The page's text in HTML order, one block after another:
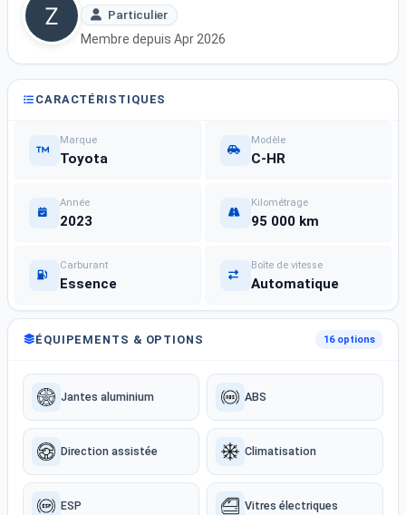
Particulier
Membre depuis Apr 2026
CARACTÉRISTIQUES
Marque
Toyota
Modèle
C-HR
Année
2023
Kilométrage
95 000 km
Carburant
Essence
Boîte de vitesse
Automatique
ÉQUIPEMENTS & OPTIONS 16 options
Jantes aluminium ABS
Direction assistée Climatisation
ESP Vitres électriques